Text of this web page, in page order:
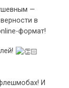
—
в
формат!
И